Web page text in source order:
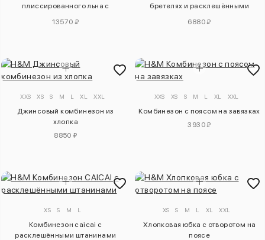
плиссированного льна с
13570 ₽
бретелях и расклешёнными
6880 ₽
XXS XS S M L XL XXL
Джинсовый комбинезон из
хлопка
8850 ₽
XXS XS S M L XL XXL
Комбинезон с поясом на завязках
3930 ₽
XS S M L
Комбинезон caicai с
расклешёнными штанинами
XS S M L XL XXL
Хлопковая юбка с отворотом на
поясе